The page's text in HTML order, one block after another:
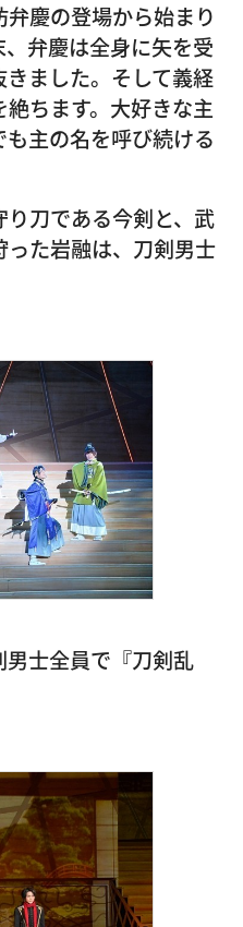
慶の登場から始まり
弁慶は全身に矢を受
ました。そして義経
ちます。大好きな主
主の名を呼び続ける
刀である今剣と、武
た岩融は、刀剣男士
士全員で『刀剣乱